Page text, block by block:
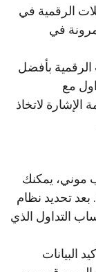
الرقمية في
في
بأفضل
مع
لاتخاذ
موني، يمكنك
تحديد نظام
التداول الذي
البيانات